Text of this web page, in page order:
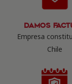
Damos
Empresa
Chile